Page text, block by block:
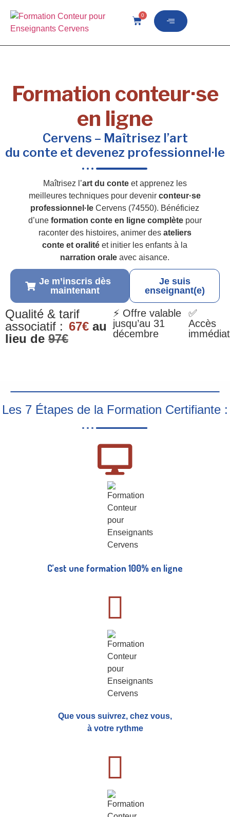
0
Formation conteur·se
en ligne
Cervens – Maîtrisez l’art
du conte et devenez professionnel·le
Maîtrisez l’art du conteet apprenez les
meilleures techniques pour devenirconteur·se
professionnel·le Cervens (74550). Bénéficiez
d’une formation conte en ligne complètepour
raconter des histoires, animer des ateliers
conte et oralité et initier les enfants à la
narration orale avec aisance.
Je m’inscris dès
maintenant
Je suis
enseignant(e)
Qualité & tarif
associatif : 67€ au
lieu de 97€
⚡ Offre valable
jusqu’au 31
décembre
✅
Accès
immédiat
Les 7 Étapes de la Formation Certifiante :
C’est une formation 100% en ligne
Que vous suivrez, chez vous,
à votre rythme